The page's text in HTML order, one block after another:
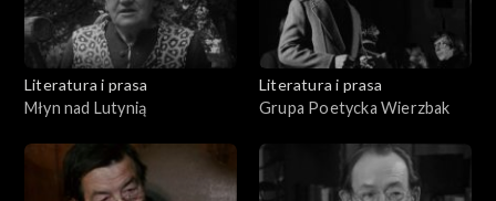
Literatura i prasa
Młyn nad Lutynią
Literatura i prasa
Grupa Poetycka Wierzbak